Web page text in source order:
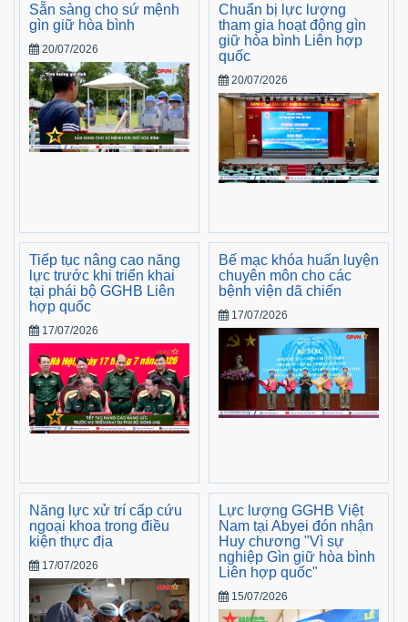
Sẵn sàng cho sứ mệnh
gìn giữ hòa bình
20/07/2026
Chuẩn bị lực lượng
tham gia hoạt động gìn
giữ hòa bình Liên hợp
quốc
20/07/2026
Tiếp tục nâng cao năng
lực trước khi triển khai
tại phái bộ GGHB Liên
hợp quốc
17/07/2026
Bế mạc khóa huấn luyện
chuyên môn cho các
bệnh viện dã chiến
17/07/2026
Năng lực xử trí cấp cứu
ngoại khoa trong điều
kiện thực địa
17/07/2026
Lực lượng GGHB Việt
Nam tại Abyei đón nhận
Huy chương "Vì sự
nghiệp Gìn giữ hòa bình
Liên hợp quốc"
15/07/2026